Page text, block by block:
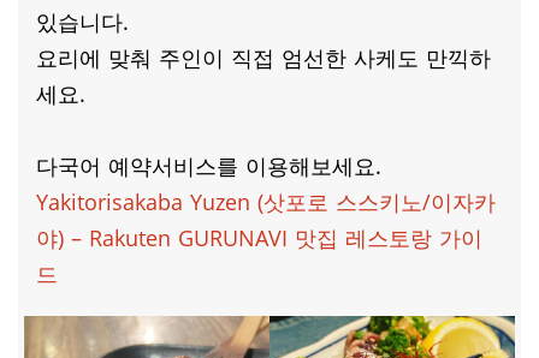
있습니다.
요리에 맞춰 주인이 직접 엄선한 사케도 만끽하
세요.
다국어 예약서비스를 이용해보세요.
Yakitorisakaba Yuzen (삿포로 스스키노/이자카
야) – Rakuten GURUNAVI 맛집 레스토랑 가이
드